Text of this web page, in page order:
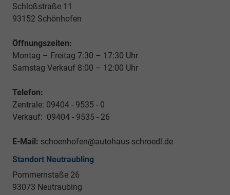
Schloßstraße 11
93152 Schönhofen
Öffnungszeiten:
Montag – Freitag 7:30 – 17:30 Uhr
Samstag Verkauf 8:00 – 12:00 Uhr
Telefon:
Zentrale: 09404 - 9535 - 0
Verkauf: 09404 - 9535 - 26
E-Mail: schoenhofen@autohaus-schroedl.de
Standort Neutraubling
Pommernstaße 26
93073 Neutraubing